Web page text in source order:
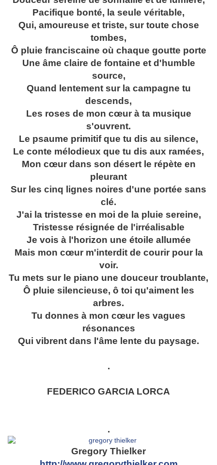
Pacifique bonté, la seule véritable,
Qui, amoureuse et triste, sur toute chose
tombes,
Ô pluie franciscaine où chaque goutte porte
Une âme claire de fontaine et d'humble
source,
Quand lentement sur la campagne tu
descends,
Les roses de mon cœur à ta musique
s'ouvrent.
Le psaume primitif que tu dis au silence,
Le conte mélodieux que tu dis aux ramées,
Mon cœur dans son désert le répète en
pleurant
Sur les cinq lignes noires d'une portée sans
clé.
J'ai la tristesse en moi de la pluie sereine,
Tristesse résignée de l'irréalisable
Je vois à l'horizon une étoile allumée
Mais mon cœur m'interdit de courir pour la
voir.
Tu mets sur le piano une douceur troublante,
Ô pluie silencieuse, ô toi qu'aiment les
arbres.
Tu donnes à mon cœur les vagues
résonances
Qui vibrent dans l'âme lente du paysage.
.
FEDERICO GARCIA LORCA
.
Gregory Thielker